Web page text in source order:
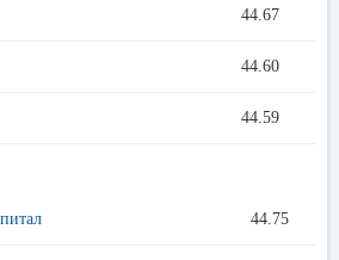
44.67
44.60
44.59
44.75